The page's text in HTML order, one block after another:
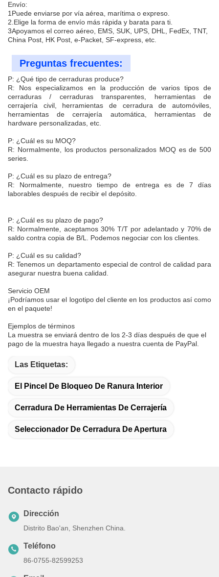
Envío:
1Puede enviarse por vía aérea, marítima o expreso.
2.Elige la forma de envío más rápida y barata para ti.
3Apoyamos el correo aéreo, EMS, SUK, UPS, DHL, FedEx, TNT,
China Post, HK Post, e-Packet, SF-express, etc.
Preguntas frecuentes:
P: ¿Qué tipo de cerraduras produce?
R: Nos especializamos en la producción de varios tipos de
cerraduras / cerraduras transparentes, herramientas de
cerrajería civil, herramientas de cerradura de automóviles,
herramientas de cerrajería automática, herramientas de
hardware personalizadas, etc.
P: ¿Cuál es su MOQ?
R: Normalmente, los productos personalizados MOQ es de 500
series.
P: ¿Cuál es su plazo de entrega?
R: Normalmente, nuestro tiempo de entrega es de 7 días
laborables después de recibir el depósito.
P: ¿Cuál es su plazo de pago?
R: Normalmente, aceptamos 30% T/T por adelantado y 70% de
saldo contra copia de B/L. Podemos negociar con los clientes.
P: ¿Cuál es su calidad?
R: Tenemos un departamento especial de control de calidad para
asegurar nuestra buena calidad.
Servicio OEM
¡Podríamos usar el logotipo del cliente en los productos así como
en el paquete!
Ejemplos de términos
La muestra se enviará dentro de los 2-3 días después de que el
pago de la muestra haya llegado a nuestra cuenta de PayPal.
Las Etiquetas:
El Pincel De Bloqueo De Ranura Interior
Cerradura De Herramientas De Cerrajería
Seleccionador De Cerradura De Apertura
Contacto rápido
Dirección
Distrito Bao'an, Shenzhen China.
Teléfono
86-0755-82599253